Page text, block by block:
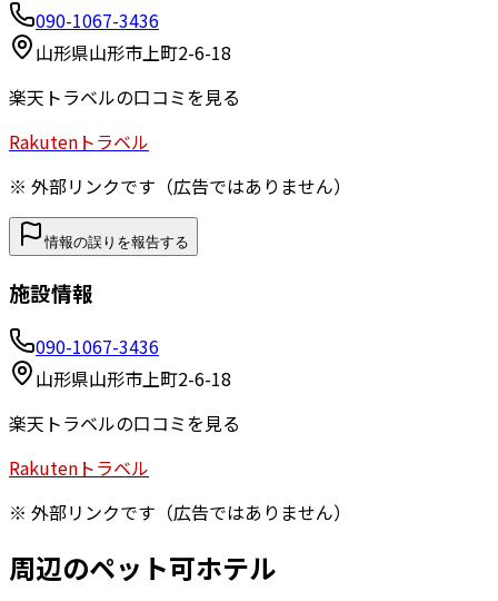
090-1067-3436
山形県山形市上町2-6-18
楽天トラベルの口コミを見る
Rakuten トラベル
※ 外部リンクです（広告ではありません）
情報の誤りを報告する
施設情報
090-1067-3436
山形県山形市上町2-6-18
楽天トラベルの口コミを見る
Rakuten トラベル
※ 外部リンクです（広告ではありません）
周辺のペット可ホテル